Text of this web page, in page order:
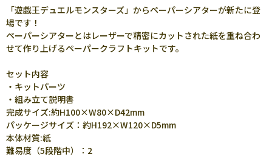
「遊戯王デュエルモンスターズ」からペーパーシアターが新たに登
場です！
ペーパーシアターとはレーザーで精密にカットされた紙を重ね合わ
せて作り上げるペーパークラフトキットです。
セット内容
・キットパーツ
・組み立て説明書
完成サイズ:約H100×W80×D42mm
パッケージサイズ：約H192×W120×D5mm
本体材質:紙
難易度（5段階中）：2